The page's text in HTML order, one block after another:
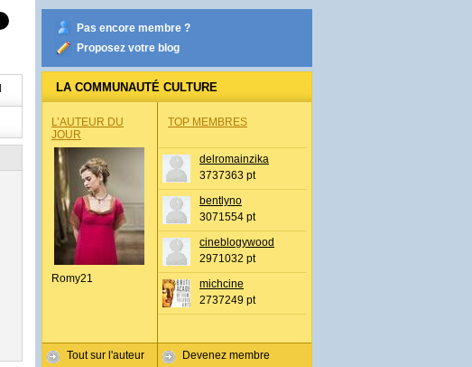
Pas encore membre ?
Proposez votre blog
LA COMMUNAUTÉ CULTURE
L’AUTEUR DU
JOUR
Romy21
Tout sur l'auteur
TOP MEMBRES
delromainzika
3737363 pt
bentlyno
3071554 pt
cineblogywood
2971032 pt
michcine
2737249 pt
Devenez membre